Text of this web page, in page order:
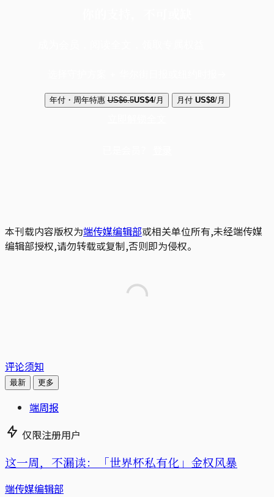
年付・周年特惠 US$6.5US$4/月 月付 US$8/月
本刊载内容版权为端传媒编辑部或相关单位所有,未经端传媒
编辑部授权,请勿转载或复制,否则即为侵权。
评论须知
最新 更多
端周报
仅限注册用户
这一周，不漏读：「世界杯私有化」金权风暴
端传媒编辑部